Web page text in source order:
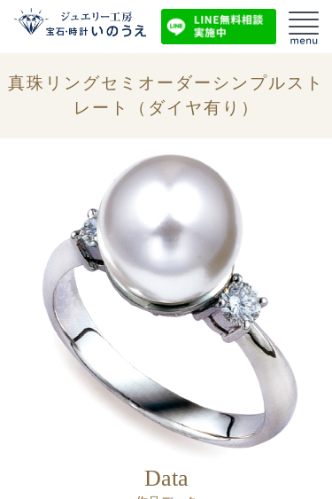
真珠リングセミオーダーシンプルスト
レート（ダイヤ有り）
Data